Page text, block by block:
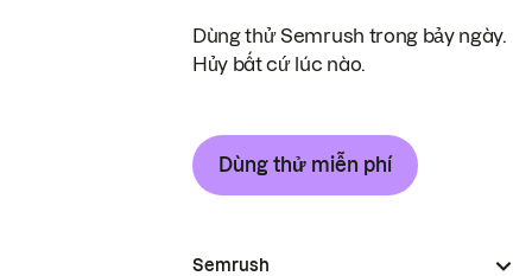
Dùng thử Semrush trong bảy ngày.
Hủy bất cứ lúc nào.
Dùng thử miễn phí
Semrush